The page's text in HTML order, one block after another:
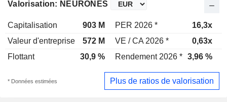
Valorisation: NEURONES
Capitalisation 903 M PER 2026 * 16,3x
Valeur d'entreprise
572 M VE / CA 2026 * 0,63x
Flottant
30,9 % Rendement 2026 * 3,96 %
* Données estimées Plus de ratios de valorisation